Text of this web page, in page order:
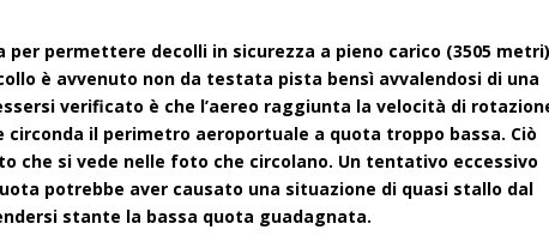
permettere decolli in sicurezza a pieno carico (3505
è avvenuto non da testata pista bensì avvalendosi di una
verificato è che l’aereo raggiunta la velocità di
il perimetro aeroportuale a quota troppo bassa. Ciò
che si vede nelle foto che circolano. Un tentativo eccessivo
potrebbe aver causato una situazione di quasi stallo dal
stante la bassa quota guadagnata.